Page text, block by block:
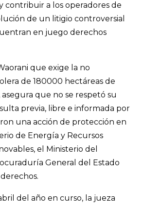
contribuir a los operadores de
de un litigio controversial
en juego derechos
que exige la no
de 180000 hectáreas de
asegura que no se respetó su
previa, libre e informada por
una acción de protección en
de Energía y Recursos
el Ministerio del
General del Estado
del año en curso, la jueza